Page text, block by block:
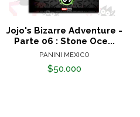
Jojo's Bizarre Adventure -
Parte 06 : Stone Oce...
PANINI MEXICO
$50.000